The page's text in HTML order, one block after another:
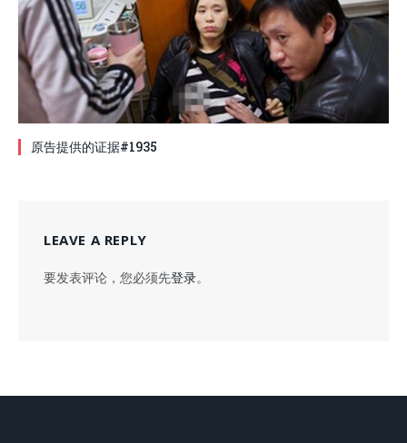
原告提供的证据#1935
LEAVE A REPLY
要发表评论，您必须先登录。